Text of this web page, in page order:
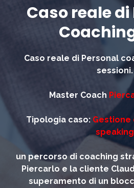
Caso reale
Caso reale di Personal
sessioni.
Master Coach
Tipologia caso:
speaking
un percorso di coaching
Piercarlo e la cliente
superamento di un